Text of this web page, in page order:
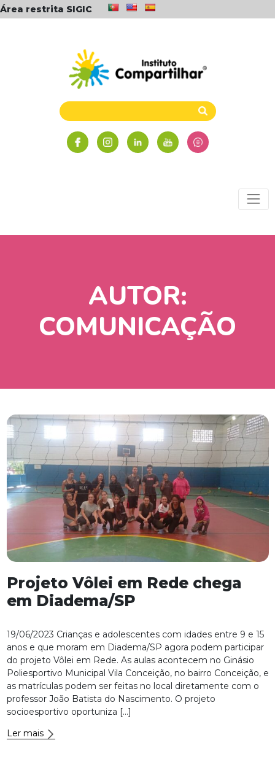
Área restrita SIGIC
AUTOR:
COMUNICAÇÃO
Projeto Vôlei em Rede chega
em Diadema/SP
19/06/2023 Crianças e adolescentes com idades entre 9 e 15
anos e que moram em Diadema/SP agora podem participar
do projeto Vôlei em Rede. As aulas acontecem no Ginásio
Poliesportivo Municipal Vila Conceição, no bairro Conceição, e
as matrículas podem ser feitas no local diretamente com o
professor João Batista do Nascimento. O projeto
socioesportivo oportuniza […]
Ler mais